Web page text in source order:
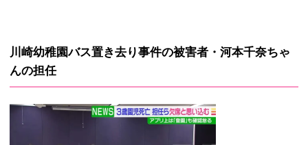
川崎幼稚園バス置き去り事件の被害者・河本千奈ちゃ
んの担任